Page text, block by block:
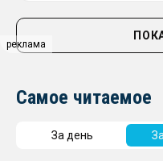
реклама
Самое читаемое
За день